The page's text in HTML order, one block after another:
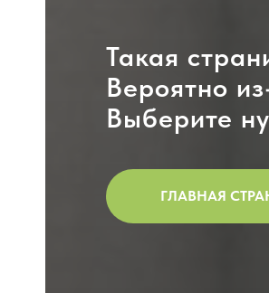
Такая
Вероятно
Выберите
ГЛАВНАЯ